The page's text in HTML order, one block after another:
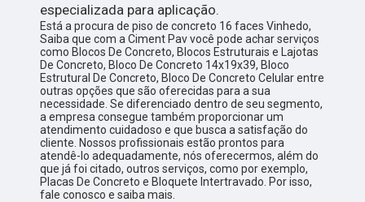
especializada para aplicação.
Está a procura de piso de concreto 16 faces Vinhedo,
Saiba que com a Ciment Pav você pode achar serviços
como Blocos De Concreto, Blocos Estruturais e Lajotas
De Concreto, Bloco De Concreto 14x19x39, Bloco
Estrutural De Concreto, Bloco De Concreto Celular entre
outras opções que são oferecidas para a sua
necessidade. Se diferenciado dentro de seu segmento,
a empresa consegue também proporcionar um
atendimento cuidadoso e que busca a satisfação do
cliente. Nossos profissionais estão prontos para
atendê-lo adequadamente, nós oferecermos, além do
que já foi citado, outros serviços, como por exemplo,
Placas De Concreto e Bloquete Intertravado. Por isso,
fale conosco e saiba mais.